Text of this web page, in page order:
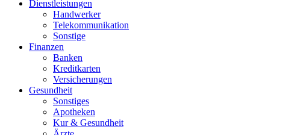
Dienstleistungen
Handwerker
Telekommunikation
Sonstige
Finanzen
Banken
Kreditkarten
Versicherungen
Gesundheit
Sonstiges
Apotheken
Kur & Gesundheit